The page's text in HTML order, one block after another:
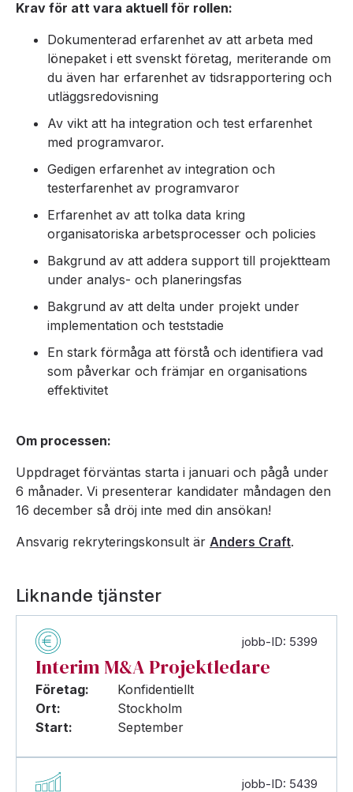
Krav för att vara aktuell för rollen:
Dokumenterad erfarenhet av att arbeta med
lönepaket i ett svenskt företag, meriterande om
du även har erfarenhet av tidsrapportering och
utläggsredovisning
Av vikt att ha integration och test erfarenhet
med programvaror.
Gedigen erfarenhet av integration och
testerfarenhet av programvaror
Erfarenhet av att tolka data kring
organisatoriska arbetsprocesser och policies
Bakgrund av att addera support till projektteam
under analys- och planeringsfas
Bakgrund av att delta under projekt under
implementation och teststadie
En stark förmåga att förstå och identifiera vad
som påverkar och främjar en organisations
effektivitet
Om processen:
Uppdraget förväntas starta i januari och pågå under
6 månader. Vi presenterar kandidater måndagen den
16 december så dröj inte med din ansökan!
Ansvarig rekryteringskonsult är Anders Craft.
Liknande tjänster
jobb-ID: 5399
Interim M&A Projektledare
Företag:
Konfidentiellt
Ort:
Stockholm
Start:
September
jobb-ID: 5439